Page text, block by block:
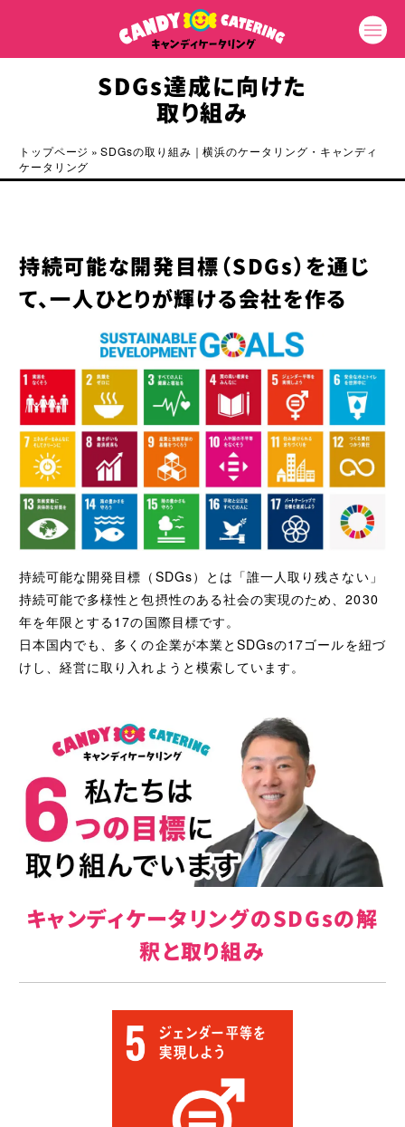
SDGs達成に向けた
取り組み
トップページ »SDGsの取り組み｜横浜のケータリング・キャンディ
ケータリング
持続可能な開発目標（SDGs）を通じ
て、一人ひとりが輝ける会社を作る
持続可能な開発目標（SDGs）とは「誰一人取り残さない」
持続可能で多様性と包摂性のある社会の実現のため、2030
年を年限とする17の国際目標です。
日本国内でも、多くの企業が本業とSDGsの17ゴールを紐づ
けし、経営に取り入れようと模索しています。
キャンディケータリングのSDGsの解
釈と取り組み